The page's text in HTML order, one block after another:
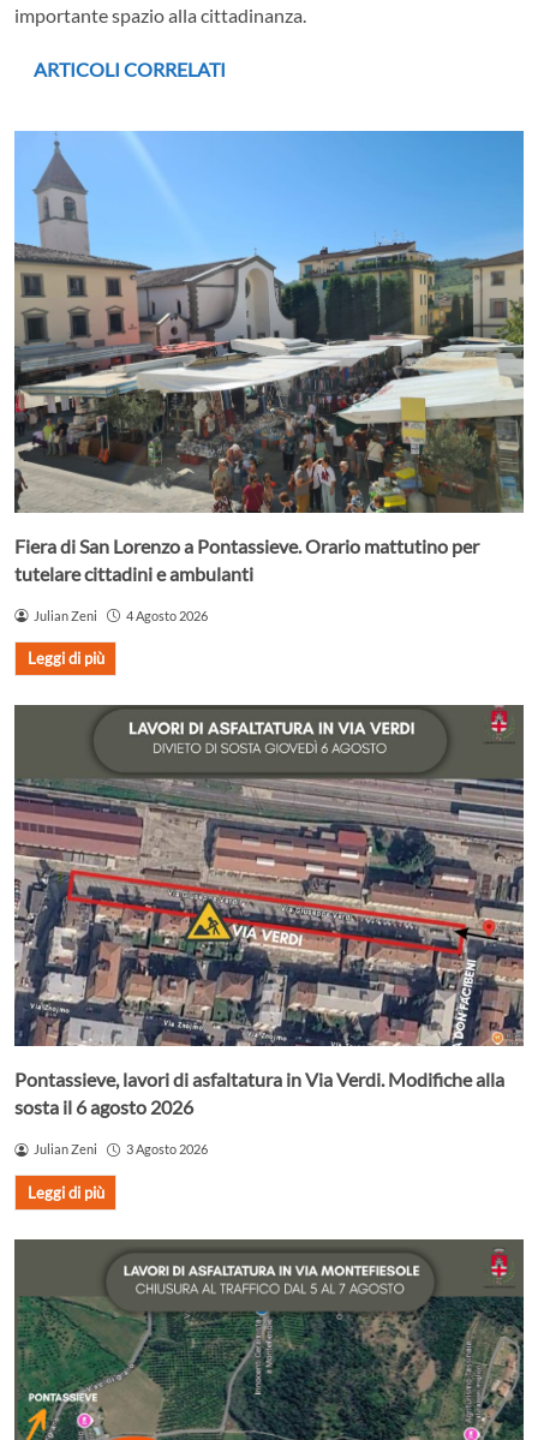
importante spazio alla cittadinanza.
ARTICOLI CORRELATI
Fiera di San Lorenzo a Pontassieve. Orario mattutino per
tutelare cittadini e ambulanti
Julian Zeni 4 Agosto 2026
Leggi di più
Pontassieve, lavori di asfaltatura in Via Verdi. Modifiche alla
sosta il 6 agosto 2026
Julian Zeni 3 Agosto 2026
Leggi di più